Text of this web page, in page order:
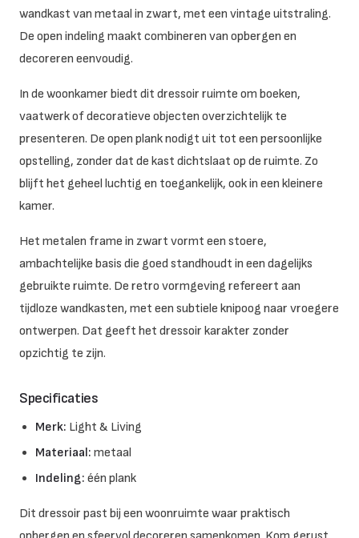
wandkast van metaal in zwart, met een vintage uitstraling.
De open indeling maakt combineren van opbergen en
decoreren eenvoudig.
In de woonkamer biedt dit dressoir ruimte om boeken,
vaatwerk of decoratieve objecten overzichtelijk te
presenteren. De open plank nodigt uit tot een persoonlijke
opstelling, zonder dat de kast dichtslaat op de ruimte. Zo
blijft het geheel luchtig en toegankelijk, ook in een kleinere
kamer.
Het metalen frame in zwart vormt een stoere,
ambachtelijke basis die goed standhoudt in een dagelijks
gebruikte ruimte. De retro vormgeving refereert aan
tijdloze wandkasten, met een subtiele knipoog naar vroegere
ontwerpen. Dat geeft het dressoir karakter zonder
opzichtig te zijn.
Specificaties
Merk: Light & Living
Materiaal: metaal
Indeling: één plank
Dit dressoir past bij een woonruimte waar praktisch